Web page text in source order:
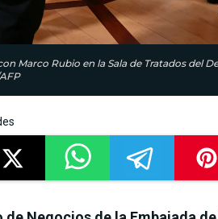
Marco Rubio en la Sala de Tratados del